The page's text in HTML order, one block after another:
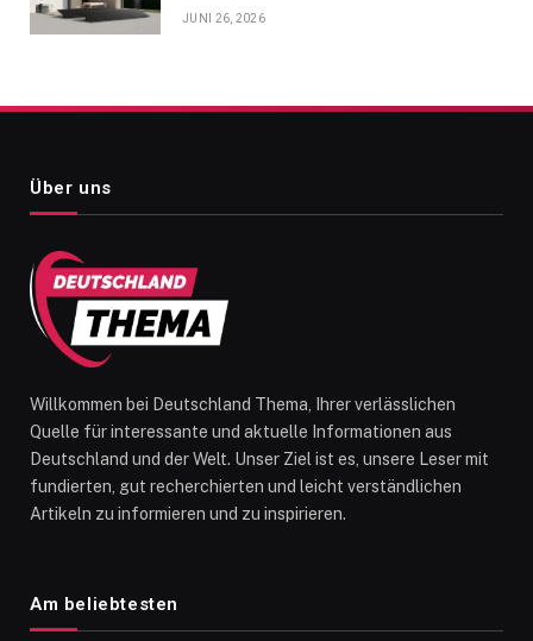
JUNI 26, 2026
Über uns
Willkommen bei Deutschland Thema, Ihrer verlässlichen
Quelle für interessante und aktuelle Informationen aus
Deutschland und der Welt. Unser Ziel ist es, unsere Leser mit
fundierten, gut recherchierten und leicht verständlichen
Artikeln zu informieren und zu inspirieren.
Am beliebtesten